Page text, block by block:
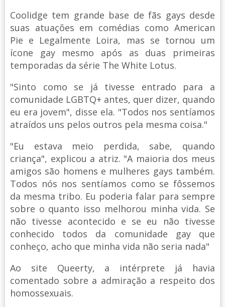
Coolidge tem grande base de fãs gays desde
suas atuações em comédias como American
Pie e Legalmente Loira, mas se tornou um
ícone gay mesmo após as duas primeiras
temporadas da série The White Lotus.
"Sinto como se já tivesse entrado para a
comunidade LGBTQ+ antes, quer dizer, quando
eu era jovem", disse ela. "Todos nos sentíamos
atraídos uns pelos outros pela mesma coisa."
"Eu estava meio perdida, sabe, quando
criança", explicou a atriz. "A maioria dos meus
amigos são homens e mulheres gays também.
Todos nós nos sentíamos como se fôssemos
da mesma tribo. Eu poderia falar para sempre
sobre o quanto isso melhorou minha vida. Se
não tivesse acontecido e se eu não tivesse
conhecido todos da comunidade gay que
conheço, acho que minha vida não seria nada"
Ao site Queerty, a intérprete já havia
comentado sobre a admiração a respeito dos
homossexuais.